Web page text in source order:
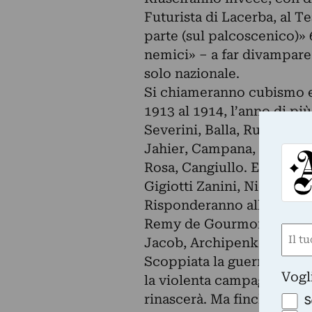
Futurista di Lacerba, al
parte (sul palcoscenico)»
nemici» – a far
solo nazionale.
Si chiameranno cubismo
1913 al 1914, l’anno di
Severini, Balla, Russolo,
Jahier, Campana,
Rosa, Cangiullo. E altri
Gigiotti Zanini, Nicola
Risponderanno
Remy de Gourmont,
Jacob, Archipenko,
Scoppiata la guerra,
la violenta campagna
rinascerà. Ma finché ebbe
Nome